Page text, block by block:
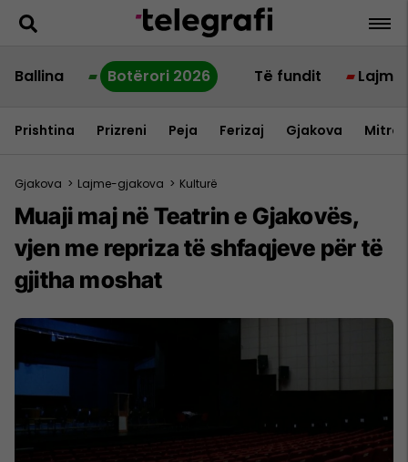
Ballina Botërori 2026 Të fundit Lajme
Prishtina Prizreni Peja Ferizaj Gjakova
Gjakova > Lajme-gjakova > Kulturë
Muaji maj në Teatrin e Gjakovës,
vjen me repriza të shfaqjeve për të
gjitha moshat